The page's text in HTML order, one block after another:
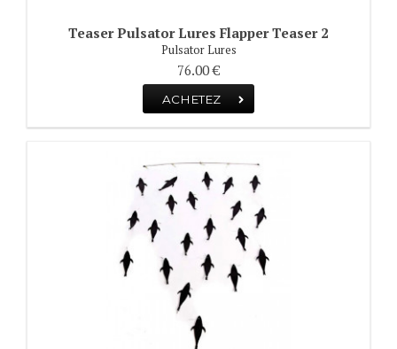
Teaser Pulsator Lures Flapper Teaser 2
Pulsator Lures
76.00 €
ACHETEZ